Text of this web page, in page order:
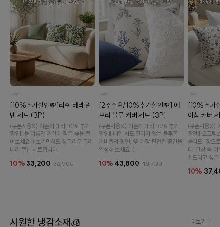
바솜
[10%추가할인💸]리쉬 베리 린
넨 세트 (3P)
(쿠폰사용X) 기존가 대비 10% 추가
할인‼️ 올 여름엔 거실에 작은 숲을 들
여보세요 :) 보기만해도 싱그러운 그리
너리 쿠션 세트입니다.
10% 33,200 36,900
[2주소요/10%추가할인💸] 에
브리 블루 커버 세트 (3P)
(쿠폰사용X) 기존가 대비 10% 추가
할인‼️ 매일 봐도 질리지 않는 블루톤
커버들의 향연..💙 가장 편안한 공간을
완성해 보세요 :)
10%43,800 48,700
[10%추가
아침 커버
(쿠폰사용X)
할인‼️ 오코텍
솔리드 1장으
다. 일상 속 여
천드리고 싶
10%
시원한 냉감소재🧊 더보기